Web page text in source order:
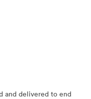
and delivered to end